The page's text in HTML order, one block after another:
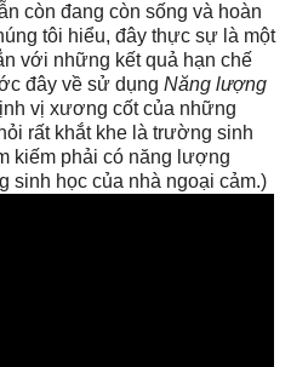
còn đang còn sống và hoàn
tôi hiểu, đây thực sự là một
với những kết quả hạn chế
đây về sử dụng Năng lượng
vị xương cốt của những
rất khắt khe là trường sinh
kiếm phải có năng lượng
học của nhà ngoại cảm.)